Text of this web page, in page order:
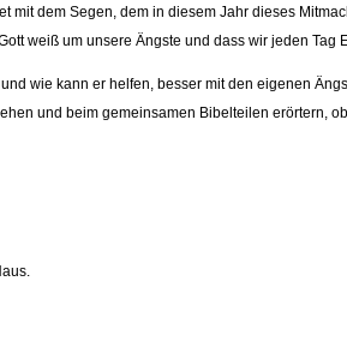
mit dem Segen, dem in diesem Jahr dieses
weiß um unsere Ängste und dass wir jeden
wie kann er helfen, besser mit den eigenen
und beim gemeinsamen Bibelteilen erörtern,